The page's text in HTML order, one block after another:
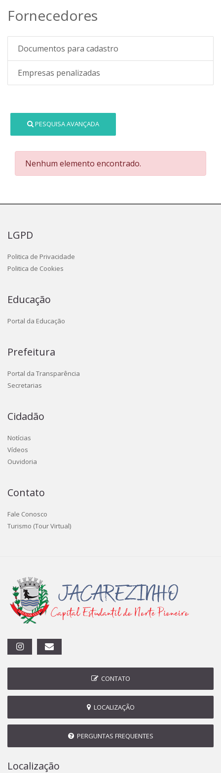
Fornecedores
Documentos para cadastro
Empresas penalizadas
PESQUISA AVANÇADA
Nenhum elemento encontrado.
LGPD
Politica de Privacidade
Politica de Cookies
Educação
Portal da Educação
Prefeitura
Portal da Transparência
Secretarias
Cidadão
Notícias
Vídeos
Ouvidoria
Contato
Fale Conosco
Turismo (Tour Virtual)
CONTATO
LOCALIZAÇÃO
PERGUNTAS FREQUENTES
Localização